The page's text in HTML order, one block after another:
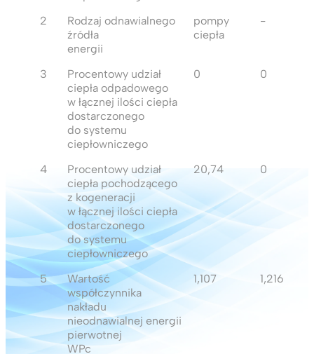
2
Rodzaj odnawialnego
źródła
energii
pompy
ciepła
-
3
Procentowy udział
ciepła odpadowego
w łącznej ilości ciepła
dostarczonego
do systemu
ciepłowniczego
0 0
4
Procentowy udział
ciepła pochodzącego
z kogeneracji
w łącznej ilości ciepła
dostarczonego
do systemu
ciepłowniczego
20,74 0
5
Wartość
współczynnika
nakładu
nieodnawialnej energii
pierwotnej
WPc
1,107 1,216